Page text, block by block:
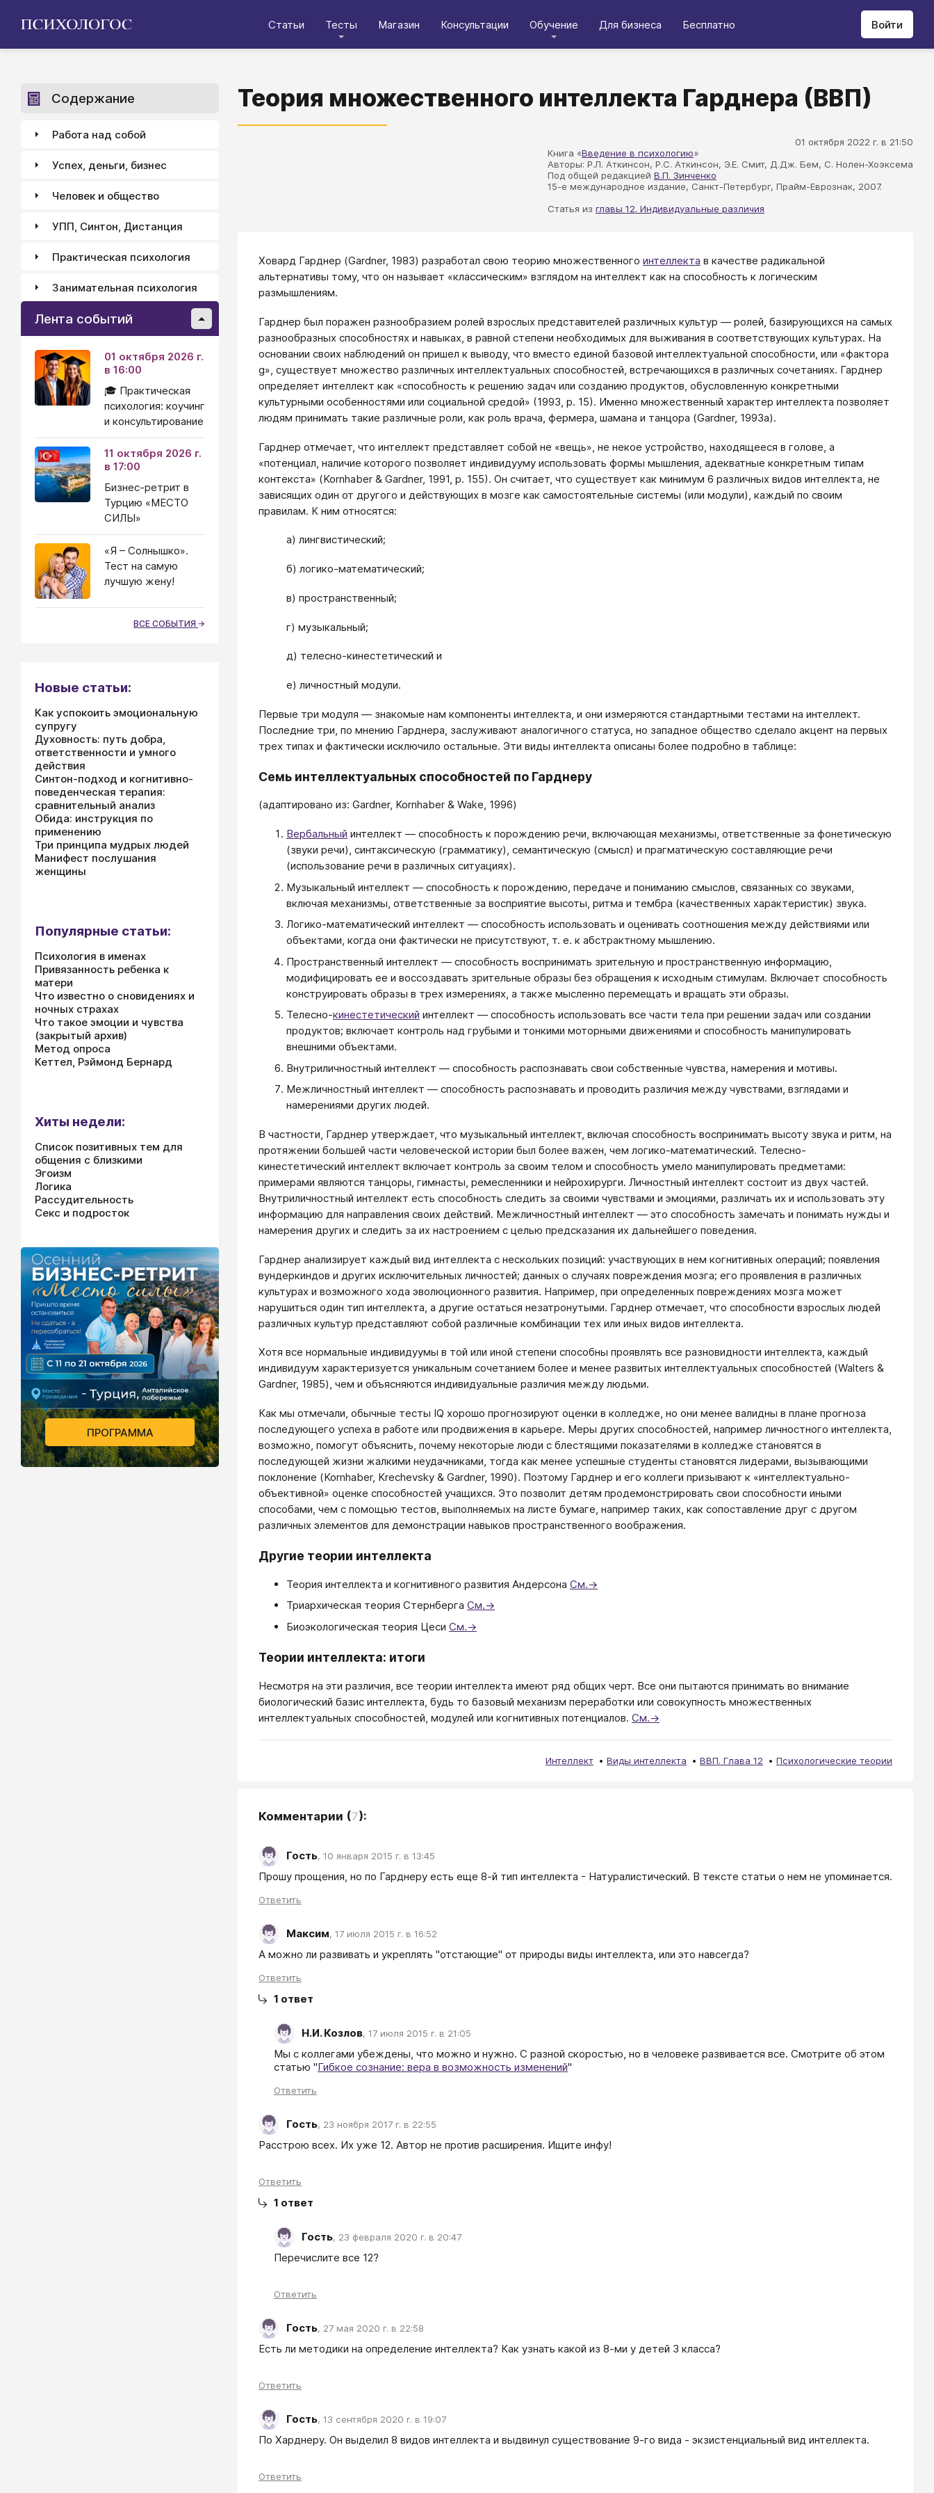
Статьи Тесты Магазин Консультации Обучение Для бизнеса Бесплатно Войти
Теория множественного интеллекта Гарднера (ВВП)
01 октября 2022 г. в 21:50
Книга «Введение в психологию»
Авторы: Р.Л. Аткинсон, Р.С. Аткинсон, Э.Е. Смит, Д.Дж. Бем, С. Нолен-Хоэксема
Под общей редакцией В.П. Зинченко
15-е международное издание, Санкт-Петербург, Прайм-Еврознак, 2007.
Статья из главы 12. Индивидуальные различия
Ховард Гарднер (Gardner, 1983) разработал свою теорию множественного интеллекта в качестве радикальной
альтернативы тому, что он называет «классическим» взглядом на интеллект как на способность к логическим
размышлениям.
Гарднер был поражен разнообразием ролей взрослых представителей различных культур — ролей, базирующихся на самых
разнообразных способностях и навыках, в равной степени необходимых для выживания в соответствующих культурах. На
основании своих наблюдений он пришел к выводу, что вместо единой базовой интеллектуальной способности, или «фактора
g», существует множество различных интеллектуальных способностей, встречающихся в различных сочетаниях. Гарднер
определяет интеллект как «способность к решению задач или созданию продуктов, обусловленную конкретными
культурными особенностями или социальной средой» (1993, р. 15). Именно множественный характер интеллекта позволяет
людям принимать такие различные роли, как роль врача, фермера, шамана и танцора (Gardner, 1993а).
Гарднер отмечает, что интеллект представляет собой не «вещь», не некое устройство, находящееся в голове, а
«потенциал, наличие которого позволяет индивидууму использовать формы мышления, адекватные конкретным типам
контекста» (Kornhaber & Gardner, 1991, р. 155). Он считает, что существует как минимум 6 различных видов интеллекта, не
зависящих один от другого и действующих в мозге как самостоятельные системы (или модули), каждый по своим
правилам. К ним относятся:
а) лингвистический;
б) логико-математический;
в) пространственный;
г) музыкальный;
д) телесно-кинестетический и
е) личностный модули.
Первые три модуля — знакомые нам компоненты интеллекта, и они измеряются стандартными тестами на интеллект.
Последние три, по мнению Гарднера, заслуживают аналогичного статуса, но западное общество сделало акцент на первых
трех типах и фактически исключило остальные. Эти виды интеллекта описаны более подробно в таблице:
Семь интеллектуальных способностей по Гарднеру
(адаптировано из: Gardner, Kornhaber & Wake, 1996)
Вербальный интеллект — способность к порождению речи, включающая механизмы, ответственные за фонетическую
(звуки речи), синтаксическую (грамматику), семантическую (смысл) и прагматическую составляющие речи
(использование речи в различных ситуациях).
Музыкальный интеллект — способность к порождению, передаче и пониманию смыслов, связанных со звуками,
включая механизмы, ответственные за восприятие высоты, ритма и тембра (качественных характеристик) звука.
Логико-математический интеллект — способность использовать и оценивать соотношения между действиями или
объектами, когда они фактически не присутствуют, т. е. к абстрактному мышлению.
Пространственный интеллект — способность воспринимать зрительную и пространственную информацию,
модифицировать ее и воссоздавать зрительные образы без обращения к исходным стимулам. Включает способность
конструировать образы в трех измерениях, а также мысленно перемещать и вращать эти образы.
Телесно-кинестетический интеллект — способность использовать все части тела при решении задач или создании
продуктов; включает контроль над грубыми и тонкими моторными движениями и способность манипулировать
внешними объектами.
Внутриличностный интеллект — способность распознавать свои собственные чувства, намерения и мотивы.
Межличностный интеллект — способность распознавать и проводить различия между чувствами, взглядами и
намерениями других людей.
В частности, Гарднер утверждает, что музыкальный интеллект, включая способность воспринимать высоту звука и ритм, на
протяжении большей части человеческой истории был более важен, чем логико-математический. Телесно-
кинестетический интеллект включает контроль за своим телом и способность умело манипулировать предметами:
примерами являются танцоры, гимнасты, ремесленники и нейрохирурги. Личностный интеллект состоит из двух частей.
Внутриличностный интеллект есть способность следить за своими чувствами и эмоциями, различать их и использовать эту
информацию для направления своих действий. Межличностный интеллект — это способность замечать и понимать нужды и
намерения других и следить за их настроением с целью предсказания их дальнейшего поведения.
Гарднер анализирует каждый вид интеллекта с нескольких позиций: участвующих в нем когнитивных операций; появления
вундеркиндов и других исключительных личностей; данных о случаях повреждения мозга; его проявления в различных
культурах и возможного хода эволюционного развития. Например, при определенных повреждениях мозга может
нарушиться один тип интеллекта, а другие остаться незатронутыми. Гарднер отмечает, что способности взрослых людей
различных культур представляют собой различные комбинации тех или иных видов интеллекта.
Хотя все нормальные индивидуумы в той или иной степени способны проявлять все разновидности интеллекта, каждый
индивидуум характеризуется уникальным сочетанием более и менее развитых интеллектуальных способностей (Walters &
Gardner, 1985), чем и объясняются индивидуальные различия между людьми.
Как мы отмечали, обычные тесты IQ хорошо прогнозируют оценки в колледже, но они менее валидны в плане прогноза
последующего успеха в работе или продвижения в карьере. Меры других способностей, например личностного интеллекта,
возможно, помогут объяснить, почему некоторые люди с блестящими показателями в колледже становятся в
последующей жизни жалкими неудачниками, тогда как менее успешные студенты становятся лидерами, вызывающими
поклонение (Kornhaber, Krechevsky & Gardner, 1990). Поэтому Гарднер и его коллеги призывают к «интеллектуально-
объективной» оценке способностей учащихся. Это позволит детям продемонстрировать свои способности иными
способами, чем с помощью тестов, выполняемых на листе бумаге, например таких, как сопоставление друг с другом
различных элементов для демонстрации навыков пространственного воображения.
Другие теории интеллекта
Теория интеллекта и когнитивного развития Андерсона См.→
Триархическая теория Стернберга См.→
Биоэкологическая теория Цеси См.→
Теории интеллекта: итоги
Несмотря на эти различия, все теории интеллекта имеют ряд общих черт. Все они пытаются принимать во внимание
биологический базис интеллекта, будь то базовый механизм переработки или совокупность множественных
интеллектуальных способностей, модулей или когнитивных потенциалов. См.→
Интеллект Виды интеллекта ВВП. Глава 12 Психологические теории
Комментарии (7):
Гость, 10 января 2015 г. в 13:45
Ответить
Максим, 17 июля 2015 г. в 16:52
А можно ли развивать и укреплять "отстающие" от природы виды интеллекта, или это навсегда?
Ответить
1 ответ
Н.И. Козлов, 17 июля 2015 г. в 21:05
Мы с коллегами убеждены, что можно и нужно. С разной скоростью, но в человеке развивается все. Смотрите об этом
статью "Гибкое сознание: вера в возможность изменений"
Ответить
Гость, 23 ноября 2017 г. в 22:55
Расстрою всех. Их уже 12. Автор не против расширения. Ищите инфу!
Ответить
1 ответ
Гость, 23 февраля 2020 г. в 20:47
Перечислите все 12?
Ответить
Гость, 27 мая 2020 г. в 22:58
Есть ли методики на определение интеллекта? Как узнать какой из 8-ми у детей 3 класса?
Ответить
Гость, 13 сентября 2020 г. в 19:07
По Харднеру. Он выделил 8 видов интеллекта и выдвинул существование 9-го вида - экзистенциальный вид интеллекта.
Ответить
Содержание
Работа над собой
Успех, деньги, бизнес
Человек и общество
УПП, Синтон, Дистанция
Практическая психология
Занимательная психология
Лента событий
01 октября 2026 г.
в 16:00
🎓 Практическая
психология: коучинг
и консультирование
11 октября 2026 г.
в 17:00
Бизнес-ретрит в
Турцию «МЕСТО
СИЛЫ»
«Я – Солнышко».
Тест на самую
лучшую жену!
ВСЕ СОБЫТИЯ
Новые статьи:
Как успокоить эмоциональную
супругу
Духовность: путь добра,
ответственности и умного
действия
Синтон-подход и когнитивно-
поведенческая терапия:
сравнительный анализ
Обида: инструкция по
применению
Три принципа мудрых людей
Манифест послушания
женщины
Популярные статьи:
Психология в именах
Привязанность ребенка к
матери
Что известно о сновидениях и
ночных страхах
Что такое эмоции и чувства
(закрытый архив)
Метод опроса
Кеттел, Рэймонд Бернард
Хиты недели:
Список позитивных тем для
общения с близкими
Эгоизм
Логика
Рассудительность
Секс и подросток
ПРОГРАММА